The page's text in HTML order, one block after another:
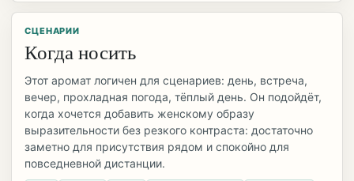
СЦЕНАРИИ
Когда носить
Этот аромат логичен для сценариев: день, встреча,
вечер, прохладная погода, тёплый день. Он подойдёт,
когда хочется добавить женскому образу
выразительности без резкого контраста: достаточно
заметно для присутствия рядом и спокойно для
повседневной дистанции.